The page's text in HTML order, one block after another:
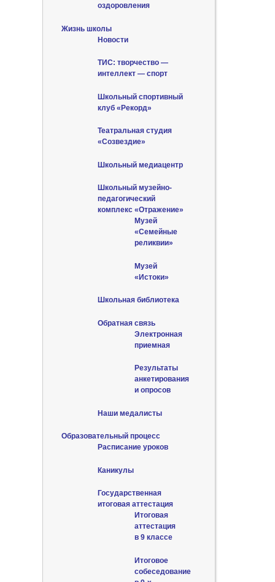
оздоровления
Жизнь школы
Новости
ТИС: творчество —
интеллект — спорт
Школьный спортивный
клуб «Рекорд»
Театральная студия
«Созвездие»
Школьный медиацентр
Школьный музейно-
педагогический
комплекс «Отражение»
Музей
«Семейные
реликвии»
Музей
«Истоки»
Школьная библиотека
Обратная связь
Электронная
приемная
Результаты
анкетирования
и опросов
Наши медалисты
Образовательный процесс
Расписание уроков
Каникулы
Государственная
итоговая аттестация
Итоговая
аттестация
в 9 классе
Итоговое
собеседование